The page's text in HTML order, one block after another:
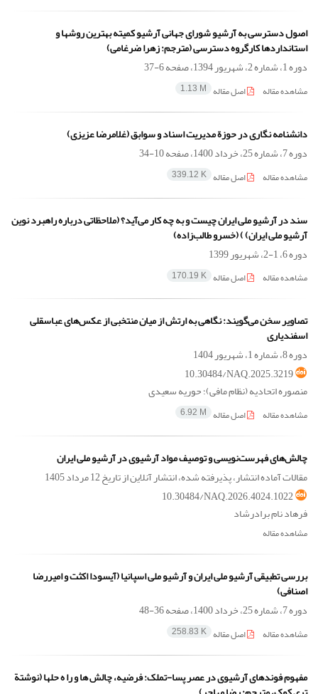
اصول دسترسی به آرشیو شورای جهانی آرشیو کمیته بهترین روشها و
استانداردها کارگروه دسترسی (مترجم: زهرا ضرغامی)
دوره 1، شماره 2، شهریور 1394، صفحه
6-37
مشاهده مقاله اصل مقاله 1.13 M
دانشنامه نگاری در حوزة مدیریت اسناد و سوابق (غلامرضا عزیزی)
دوره 7، شماره 25، خرداد 1400، صفحه
10-34
مشاهده مقاله اصل مقاله 339.12 K
سند در آرشیو ملی ایران چیست و به چه کار می‌آید؟ (ملاحظاتی درباره راهبرد نوین
آرشیو ملی ایران) ) (خسرو طالب‌زاده)
دوره 6، 1-2، شهریور 1399
مشاهده مقاله اصل مقاله 170.19 K
تصاویر سخن می‌گویند: نگاهی به ارتش از میان منتخبی از عکس‌های عباسقلی
اسفندیاری
دوره 8، شماره 1، شهریور 1404
10.30484/NAQ.2025.3219
منصوره اتحادیه (نظام مافی)؛ حوریه سعیدی
مشاهده مقاله اصل مقاله 6.92 M
چالش‌های فهرست‌نویسی و توصیف مواد آرشیوی در آرشیو ملی ایران
مقالات آماده انتشار، پذیرفته شده، انتشار آنلاین از تاریخ12 مرداد 1405
10.30484/NAQ.2026.4024.1022
فرهاد نام برادرشاد
مشاهده مقاله
بررسی تطبیقی آرشیو ملی ایران و آرشیو ملی اسپانیا (آیسودا اکثت و امیررضا
اصنافی)
دوره 7، شماره 25، خرداد 1400، صفحه
36-48
مشاهده مقاله اصل مقاله 258.83 K
مفهوم فوندهای آرشیوی در عصر پسا-تملک: فرضیه، چالش ها و را ه حلها (نوشتة